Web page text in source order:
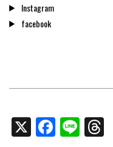
Instagram
facebook
X Facebook
Line